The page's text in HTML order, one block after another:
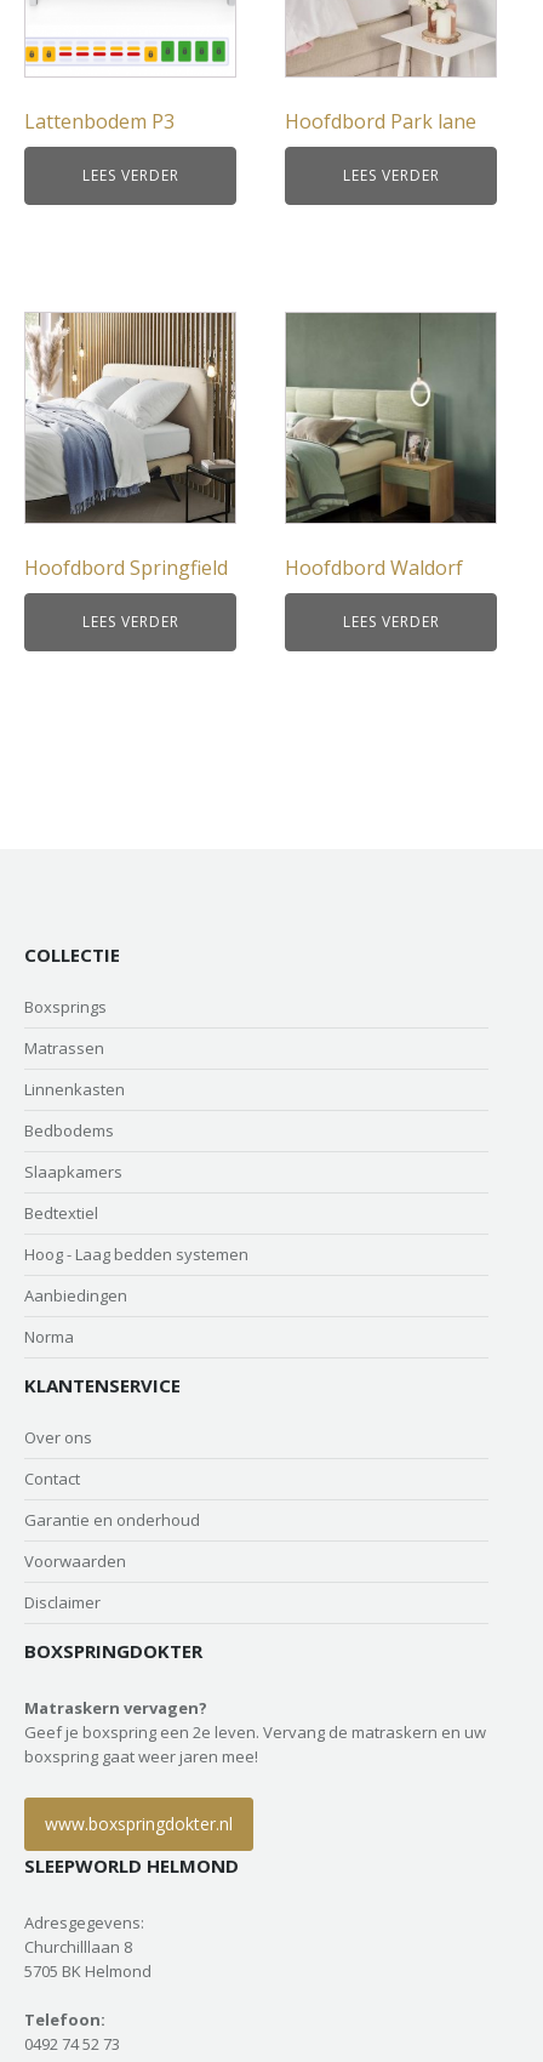
Lattenbodem P3
LEES VERDER
Hoofdbord Park lane
LEES VERDER
Hoofdbord Springfield
LEES VERDER
Hoofdbord Waldorf
LEES VERDER
COLLECTIE
Boxsprings
Matrassen
Linnenkasten
Bedbodems
Slaapkamers
Bedtextiel
Hoog - Laag bedden systemen
Aanbiedingen
Norma
KLANTENSERVICE
Over ons
Contact
Garantie en onderhoud
Voorwaarden
Disclaimer
BOXSPRINGDOKTER
Matraskern vervagen?
Geef je boxspring een 2e leven. Vervang de matraskern en uw
boxspring gaat weer jaren mee!
www.boxspringdokter.nl
SLEEPWORLD HELMOND
Adresgegevens:
Churchilllaan 8
5705 BK Helmond
Telefoon:
0492 74 52 73